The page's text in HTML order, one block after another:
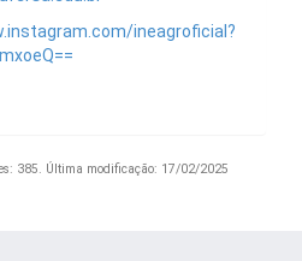
ineagroficial?
385. Última modificação: 17/02/2025